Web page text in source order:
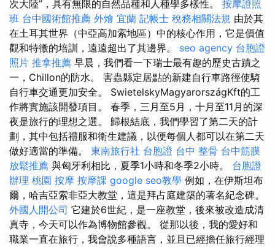
次大陸”，具有無限的自然品種和人種學多樣性。 按摩證照
班 台中國術館推薦 外燴 宜蘭 記帳士 稅務相關法規 由於其
在土耳其世界（中亞高加索地區）中的核心作用，它是價值
觀和特徵的培訓，遠遠超出了其邊界。 seo agency 台胞證
照片 推拿推薦 早晨，我們看一下瑞士最有趣的歷史古蹟之
一，Chillon的防水。 害蟲縣定居點的新建自行車路徑使騎
自行車交通更加安全。 SwietelskyMagyarországKft的工
作將實施該開發項目。 春季，三月至5月，十月至11月的深
夜是旅行的理想之選。 歸根結底，我們學習了第二天的計
劃，其中包括禮服和衛生建議，以便每個人都可以在第二天
做好適當的準備。 東南旅行社 台胞證 台中 整骨 台中筋膜
放鬆推薦 與匈牙利相比，夏季1小時和冬季2小時。 台胞證
辦理 桃園 按摩 按摩課 google seo教學 例如，在伊斯坦布
爾，哈吉亞索非亞大教堂，這是拜占庭建築的著名紀念碑。
外國人開公司 它建於6世紀，是一座教堂，後來被改造成清
真寺，今天可以作為博物館參觀。 從那以後，我的愛好和
職業一直在旅行，我會說多種語言，並且已經擔任旅行經理